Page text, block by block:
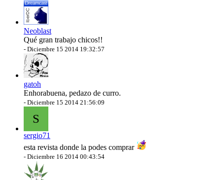
Neoblast
Qué gran trabajo chicos!!
- Diciembre 15 2014 19:32:57
gatoh
Enhorabuena, pedazo de curro.
- Diciembre 15 2014 21:56:09
S
sergio71
esta revista donde la podes comprar
- Diciembre 16 2014 00:43:54